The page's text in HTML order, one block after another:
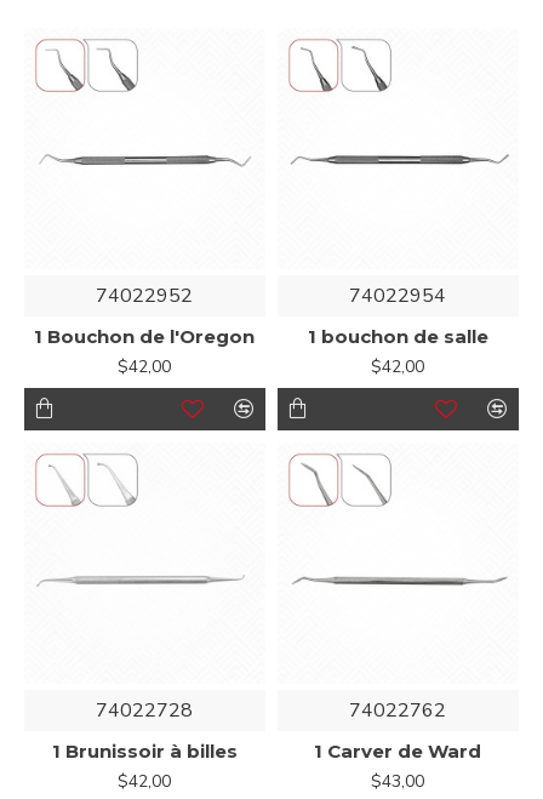
74022952
1 Bouchon de l'Oregon
$42,00
74022954
1 bouchon de salle
$42,00
74022728
1 Brunissoir à billes
$42,00
74022762
1 Carver de Ward
$43,00